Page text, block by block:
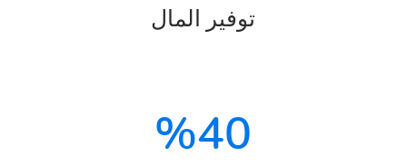
توفير المال
40
%